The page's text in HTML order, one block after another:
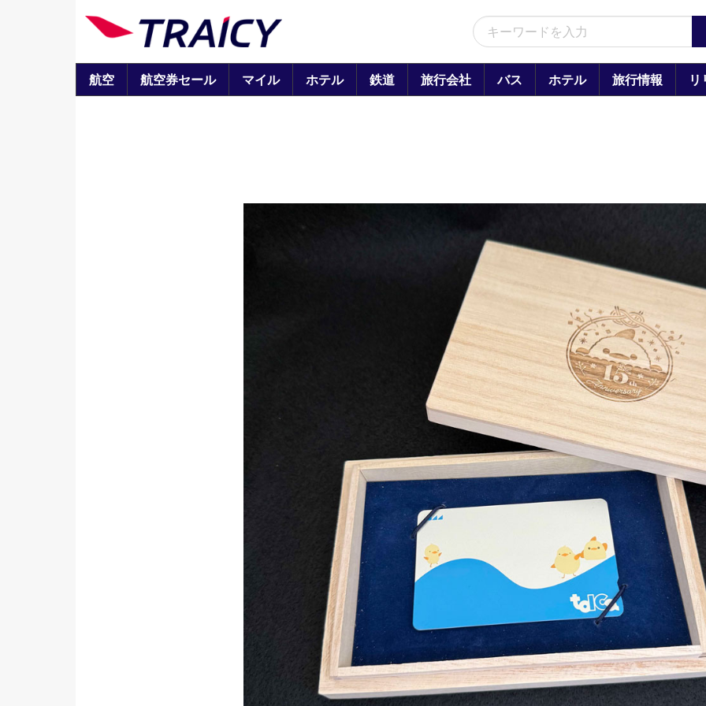
航空 航空券セール マイル ホテル 鉄道 旅行会社 バス ホテル 旅行情報 リ